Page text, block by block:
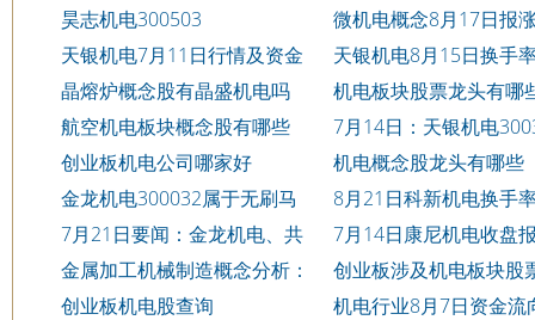
13.15万
大龙头股简要分析
昊志机电300503
微机电概念8月17日报
天银机电7月11日行情及资金
流向一览表
天银机电8月15日换手
4.12%
晶熔炉概念股有晶盛机电吗
机电板块股票龙头有哪
航空机电板块概念股有哪些
7月14日：天银机电
个股资金流向
创业板机电公司哪家好
机电概念股龙头有哪些
金龙机电300032属于无刷马
达概念股吗
8月21日科新机电换手
0.92%
7月21日要闻：金龙机电、共
达电声涨超10%
7月14日康尼机电收盘
5.01元
金属加工机械制造概念分析：
周四早盘报跌
创业板涉及机电板块股
单一览8/18
创业板机电股查询
机电行业8月7日资金流